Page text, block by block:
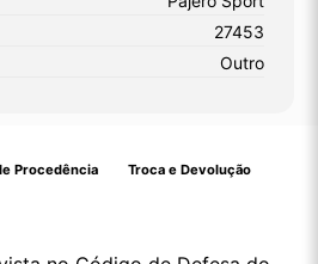
27453
Outro
Procedência Troca e Devolução